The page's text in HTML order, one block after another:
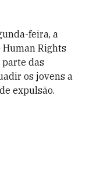
feira, a
Human Rights
parte das
os jovens a
expulsão.